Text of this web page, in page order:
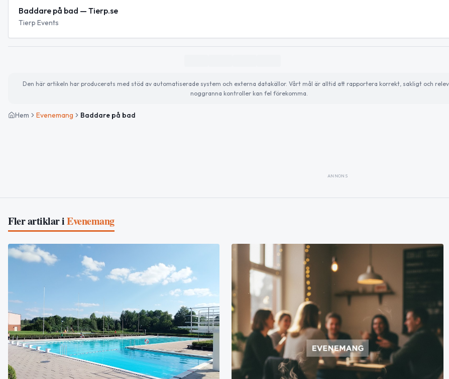
Baddare på bad — Tierp.se
Tierp Events
Den här artikeln har producerats med stöd av automatiserade system och externa datakällor. Vårt mål är alltid att rapportera korrekt, sakligt och
noggranna kontroller kan fel förekomma.
Hem Evenemang Baddare på bad
ANNONS
Fler artiklar iEvenemang